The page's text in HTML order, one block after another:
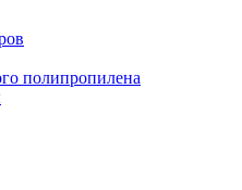
полипропилена